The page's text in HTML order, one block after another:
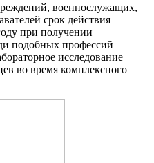
военнослужащих,
срок действия
при получении
подобных профессий
исследование
во время комплексного